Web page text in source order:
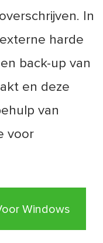
In
harde
back-up van
en deze
van
voor
Windows